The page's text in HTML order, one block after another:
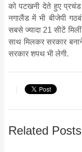
को पटखनी देते हुए
नगालैंड में भी बीजेपी
सबसे ज्यादा 21 सीटें
साथ मिलकर सरकार
सरकार शपथ भी लेगी.
Related Posts